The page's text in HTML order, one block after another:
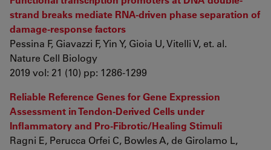
strand breaks mediate RNA-driven phase separation of
damage-response factors
Pessina F, Giavazzi F, Yin Y, Gioia U, Vitelli V, et. al.
Nature Cell Biology
2019 vol: 21 (10) pp: 1286-1299
Reliable Reference Genes for Gene Expression
Assessment in Tendon-Derived Cells under
Inflammatory and Pro-Fibrotic/Healing Stimuli
Ragni E, Perucca Orfei C, Bowles A, de Girolamo L,